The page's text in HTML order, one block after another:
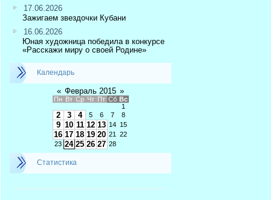
17.06.2026
Зажигаем звездочки Кубани
16.06.2026
Юная художница победила в конкурсе
«Расскажи миру о своей Родине»
Календарь
« Февраль 2015 »
Пн Вт Ср Чт Пт Сб Вс
1
2 3 4 5 6 7 8
9 10 11 12 13 14 15
16 17 18 19 20 21
22
23 24 25 26 27 28
Статистика